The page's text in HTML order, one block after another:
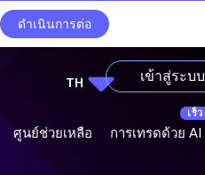
TH เข้าสู่ระบบ
ศูนย์ช่วยเหลือ การเทรดด้วย AI
ดำเนินการต่อ